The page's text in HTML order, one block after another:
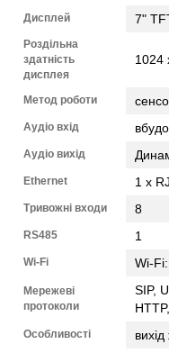
Дисплей 7"
Роздільна
здатність
дисплея
1024
Метод роботи
Аудіо вхід
Аудіо вихід
Ethernet 1 x
Тривожні входи 8
RS485 1
Wi-Fi Wi-
Мережеві
протоколи
SIP,
Особливості